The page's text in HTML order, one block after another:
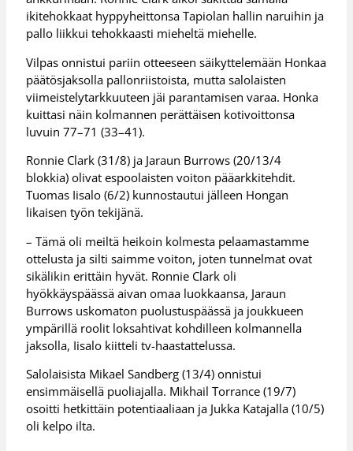
ikitehokkaat hyppyheittonsa Tapiolan hallin naruihin ja
pallo liikkui tehokkaasti mieheltä miehelle.
Vilpas onnistui pariin otteeseen säikyttelemään Honkaa
päätösjaksolla pallonriistoista, mutta salolaisten
viimeistelytarkkuuteen jäi parantamisen varaa. Honka
kuittasi näin kolmannen perättäisen kotivoittonsa
luvuin 77–71 (33–41).
Ronnie Clark (31/8) ja Jaraun Burrows (20/13/4
blokkia) olivat espoolaisten voiton pääarkkitehdit.
Tuomas Iisalo (6/2) kunnostautui jälleen Hongan
likaisen työn tekijänä.
– Tämä oli meiltä heikoin kolmesta pelaamastamme
ottelusta ja silti saimme voiton, joten tunnelmat ovat
sikälikin erittäin hyvät. Ronnie Clark oli
hyökkäyspäässä aivan omaa luokkaansa, Jaraun
Burrows uskomaton puolustuspäässä ja joukkueen
ympärillä roolit loksahtivat kohdilleen kolmannella
jaksolla, Iisalo kiitteli tv-haastattelussa.
Salolaisista Mikael Sandberg (13/4) onnistui
ensimmäisellä puoliajalla. Mikhail Torrance (19/7)
osoitti hetkittäin potentiaaliaan ja Jukka Katajalla (10/5)
oli kelpo ilta.